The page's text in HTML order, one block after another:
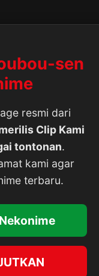
sen
resmi dari
Clip Kami
tontonan.
kami agar
terbaru.